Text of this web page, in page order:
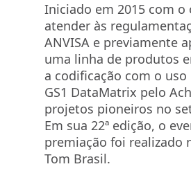
Iniciado em 2015 com o
atender às
ANVISA e previamente
uma linha de produtos
a codificação com o
GS1 DataMatrix pelo
projetos pioneiros no
Em sua 22ª edição, o
premiação foi realizado
Tom Brasil.